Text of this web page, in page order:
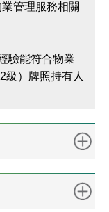
管理服務相關
驗能符合物業
級）牌照持有人